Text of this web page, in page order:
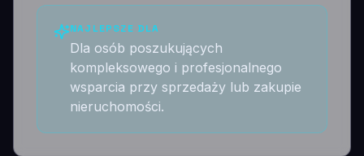
NAJLEPSZE DLA
Dla osób poszukujących
kompleksowego i profesjonalnego
wsparcia przy sprzedaży lub zakupie
nieruchomości.